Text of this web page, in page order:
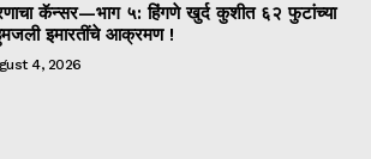
कॅन्सर—भाग ५: हिंगणे खुर्द कुशीत ६२ फुटांच्या
इमारतींचे आक्रमण !
4, 2026